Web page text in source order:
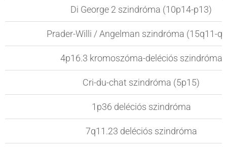
Di George 2 szindróma (10p14-p13)
Prader-Willi / Angelman szindróma (15q11-
4p16.3 kromoszóma-deléciós szindróma
Cri-du-chat szindróma (5p15)
1p36 deléciós szindróma
7q11.23 deléciós szindróma